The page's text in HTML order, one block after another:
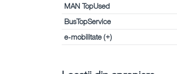
MAN TopUsed
BusTopService
e-mobilitate (+)